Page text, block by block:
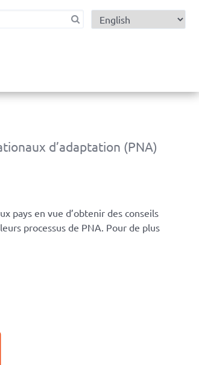
d’adaptation (PNA)
pays en vue d’obtenir des conseils
processus de PNA. Pour de plus